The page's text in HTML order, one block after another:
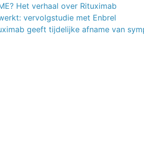
Het verhaal over Rituximab
vervolgstudie met Enbrel
geeft tijdelijke afname van